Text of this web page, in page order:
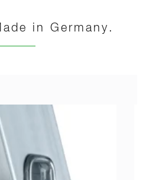
in Germany.